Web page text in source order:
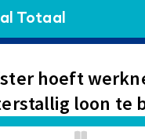
Totaal
hoeft
loon te
van